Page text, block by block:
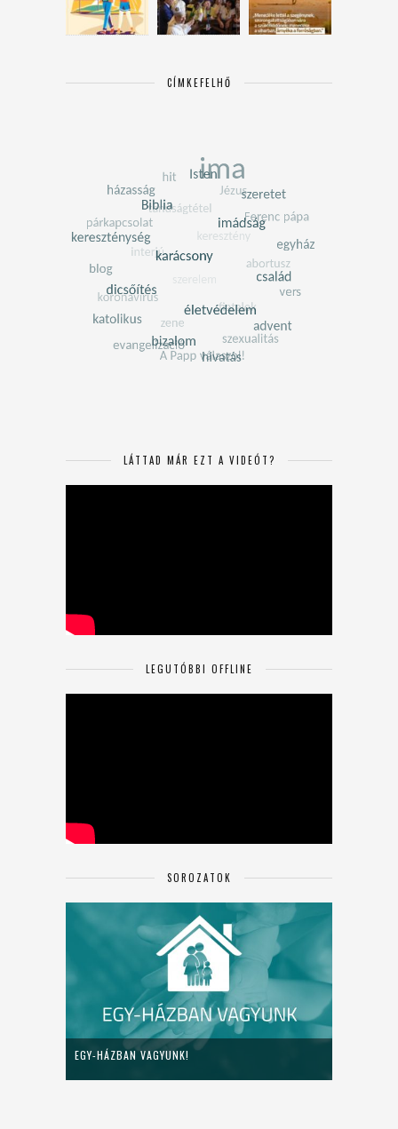
CÍMKEFELHŐ
LÁTTAD MÁR EZT A VIDEÓT?
LEGUTÓBBI OFFLINE
SOROZATOK
EGY-HÁZBAN VAGYUNK!